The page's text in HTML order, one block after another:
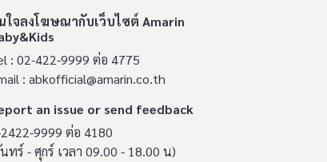
ใจลงโฆษณากับเว็บไซต์ Amarin
: 02-422-9999 ต่อ 4775
: abkofficial@amarin.co.th
an issue or send feedback
9999 ต่อ 4180
ทร์ - ศุกร์ เวลา 09.00 - 18.00 น)